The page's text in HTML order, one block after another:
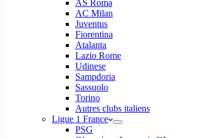
AS Roma
AC Milan
Juventus
Fiorentina
Atalanta
Lazio Rome
Udinese
Sampdoria
Sassuolo
Torino
Autres clubs italiens
Ligue 1 France
PSG